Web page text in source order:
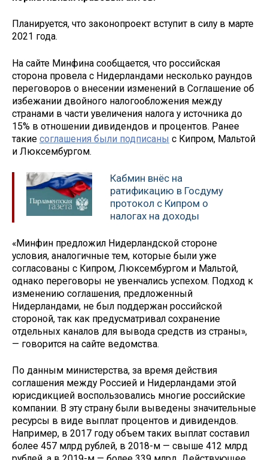
Планируется, что законопроект вступит в силу в марте
2021 года.
На сайте Минфина сообщается, что российская
сторона провела с Нидерландами несколько раундов
переговоров о внесении изменений в Соглашение об
избежании двойного налогообложения между
странами в части увеличения налога у источника до
15% в отношении дивидендов и процентов. Ранее
такие соглашения были подписаны с Кипром, Мальтой
и Люксембургом.
Кабмин внёс на
ратификацию в Госдуму
протокол с Кипром о
налогах на доходы
«Минфин предложил Нидерландской стороне
условия, аналогичные тем, которые были уже
согласованы с Кипром, Люксембургом и Мальтой,
однако переговоры не увенчались успехом. Подход к
изменению соглашения, предложенный
Нидерландами, не был поддержан российской
стороной, так как предусматривал сохранение
отдельных каналов для вывода средств из страны»,
— говорится на сайте ведомства.
По данным министерства, за время действия
соглашения между Россией и Нидерландами этой
юрисдикцией воспользовались многие российские
компании. В эту страну были выведены значительные
ресурсы в виде выплат процентов и дивидендов.
Например, в 2017 году объем таких выплат составил
более 457 млрд рублей, в 2018-м — свыше 412 млрд